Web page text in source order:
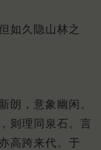
如久隐山林之
朗，意象幽闲。
则理同泉石。言
高跨来代。于